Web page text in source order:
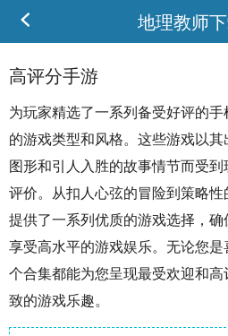
地理教师
高评分手游
为玩家精选了一系列备受好评的手
的游戏类型和风格。这些游戏以其
图形和引人入胜的故事情节而受
评价。从扣人心弦的冒险到策略性
提供了一系列优质的游戏选择，
享受高水平的游戏娱乐。无论您
个合集都能为您呈现最受欢迎和高
致的游戏乐趣。